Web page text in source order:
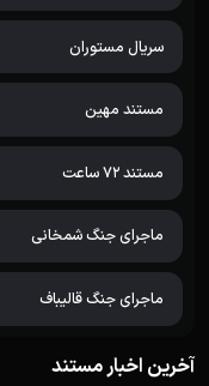
سریال مستوران
مستند مهین
مستند 72 ساعت
ماجرای جنگ شمخانی
ماجرای جنگ قالیباف
آخرین اخبار مستند